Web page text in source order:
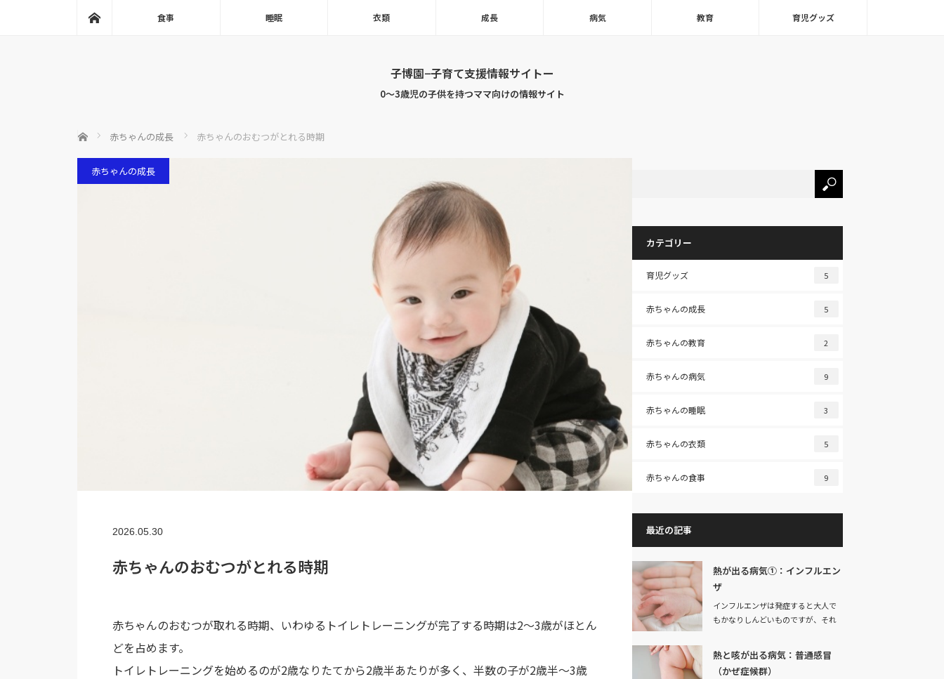
食事 睡眠 衣類 成長 病気 教育 育児グッズ
子博園−子育て支援情報サイトー
0～3歳児の子供を持つママ向けの情報サイト
ホーム 赤ちゃんの成長 赤ちゃんのおむつがとれる時期
赤ちゃんの成長
2026.05.30
赤ちゃんのおむつがとれる時期
赤ちゃんのおむつが取れる時期、いわゆるトイレトレーニングが完了する時期は2～3歳がほとん
どを占めます。
トイレトレーニングを始めるのが2歳なりたてから2歳半あたりが多く、半数の子が2歳半～3歳
カテゴリー
育児グッズ 5
赤ちゃんの成長 5
赤ちゃんの教育 2
赤ちゃんの病気 9
赤ちゃんの睡眠 3
赤ちゃんの衣類 5
赤ちゃんの食事 9
最近の記事
熱が出る病気①：インフルエン
ザ
インフルエンザは発症すると大人で
もかなりしんどいものですが、それ
熱と咳が出る病気：普通感冒
（かぜ症候群）